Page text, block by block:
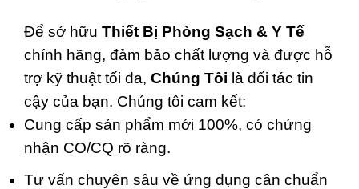
Để sở hữu Thiết Bị Phòng Sạch & Y Tế
chính hãng, đảm bảo chất lượng và được hỗ
trợ kỹ thuật tối đa, Chúng Tôi là đối tác tin
cậy của bạn. Chúng tôi cam kết:
Cung cấp sản phẩm mới 100%, có chứng
nhận CO/CQ rõ ràng.
Tư vấn chuyên sâu về ứng dụng cân chuẩn